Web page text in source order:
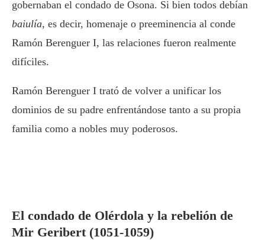
gobernaban el condado de Osona. Si bien todos debían
baiulía, es decir, homenaje o preeminencia al conde
Ramón Berenguer I, las relaciones fueron realmente
difíciles.
Ramón Berenguer I trató de volver a unificar los
dominios de su padre enfrentándose tanto a su propia
familia como a nobles muy poderosos.
El condado de Olérdola y la rebelión de
Mir Geribert (1051-1059)